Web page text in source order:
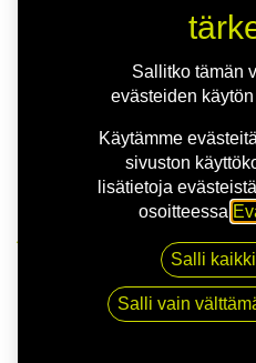
MSW 51 G.BLK/POL |
10x20 5/130 ET39.1 CB66.6
Sallitko tämän
evästeiden
Käytämme
sivuston
lisätietoja
osoitteessa
Salli
Salli vain